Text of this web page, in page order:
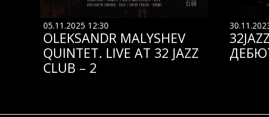
05.11.2025 12:30
OLEKSANDR MALYSHEV
QUINTET. LIVE AT 32 JAZZ
CLUB – 2